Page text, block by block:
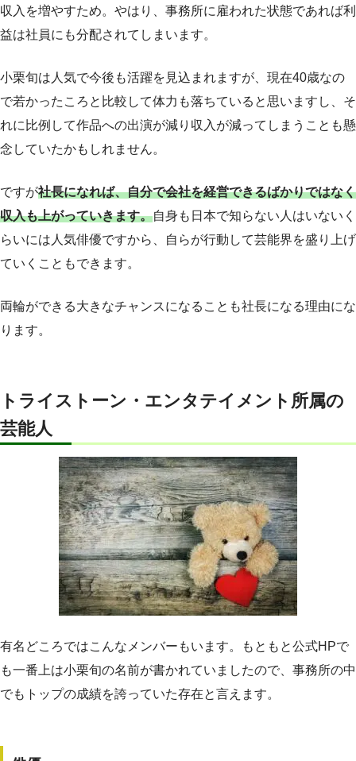
収入を増やすため。やはり、事務所に雇われた状態であれば利
益は社員にも分配されてしまいます。
小栗旬は人気で今後も活躍を見込まれますが、現在40歳なの
で若かったころと比較して体力も落ちていると思いますし、そ
れに比例して作品への出演が減り収入が減ってしまうことも懸
念していたかもしれません。
ですが社長になれば、自分で会社を経営できるばかりではなく
収入も上がっていきます。自身も日本で知らない人はいないく
らいには人気俳優ですから、自らが行動して芸能界を盛り上げ
ていくこともできます。
両輪ができる大きなチャンスになることも社長になる理由にな
ります。
トライストーン・エンタテイメント所属の
芸能人
有名どころではこんなメンバーもいます。もともと公式HPで
も一番上は小栗旬の名前が書かれていましたので、事務所の中
でもトップの成績を誇っていた存在と言えます。